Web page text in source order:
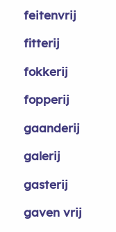
feitenvrij
fitterij
fokkerij
fopperij
gaanderij
galerij
gasterij
gaven vrij